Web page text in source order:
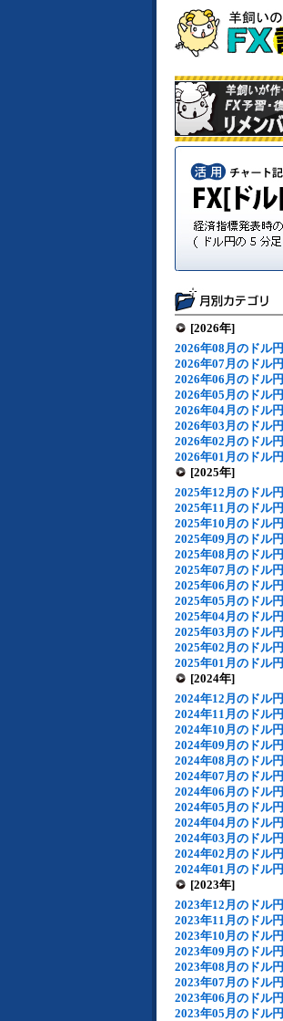
[2026年]
2026年08月のドル円
2026年07月のドル円
2026年06月のドル円
2026年05月のドル円
2026年04月のドル円
2026年03月のドル円
2026年02月のドル円
2026年01月のドル円
[2025年]
2025年12月のドル円
2025年11月のドル円
2025年10月のドル円
2025年09月のドル円
2025年08月のドル円
2025年07月のドル円
2025年06月のドル円
2025年05月のドル円
2025年04月のドル円
2025年03月のドル円
2025年02月のドル円
2025年01月のドル円
[2024年]
2024年12月のドル円
2024年11月のドル円
2024年10月のドル円
2024年09月のドル円
2024年08月のドル円
2024年07月のドル円
2024年06月のドル円
2024年05月のドル円
2024年04月のドル円
2024年03月のドル円
2024年02月のドル円
2024年01月のドル円
[2023年]
2023年12月のドル円
2023年11月のドル円
2023年10月のドル円
2023年09月のドル円
2023年08月のドル円
2023年07月のドル円
2023年06月のドル円
2023年05月のドル円